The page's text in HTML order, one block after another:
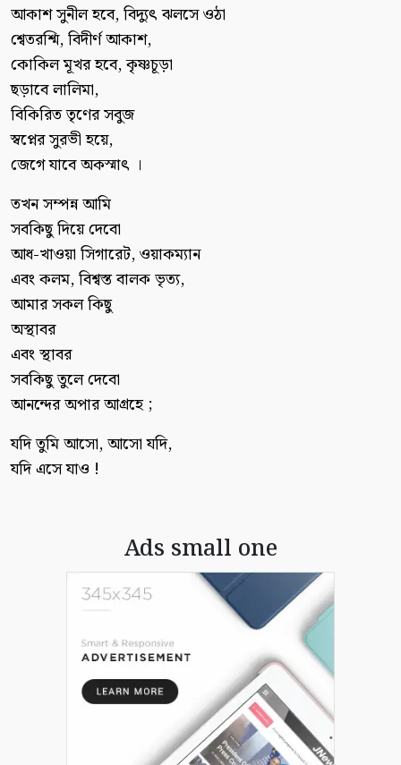
আকাশ সুনীল হবে, বিদ্যুৎ ঝলসে ওঠা
শ্বেতরশ্মি, বিদীর্ণ আকাশ,
কোকিল মূখর হবে, কৃষ্ণচূড়া
ছড়াবে লালিমা,
বিকিরিত তৃণের সবুজ
স্বপ্নের সুরভী হয়ে,
জেগে যাবে অকস্মাৎ ।
তখন সম্পন্ন আমি
সবকিছু দিয়ে দেবো
আধ-খাওয়া সিগারেট, ওয়াকম্যান
এবং কলম, বিশ্বস্ত বালক ভৃত্য,
আমার সকল কিছু
অস্থাবর
এবং স্থাবর
সবকিছু তুলে দেবো
আনন্দের অপার আগ্রহে ;
যদি তুমি আসো, আসো যদি,
যদি এসে যাও !
Ads small one